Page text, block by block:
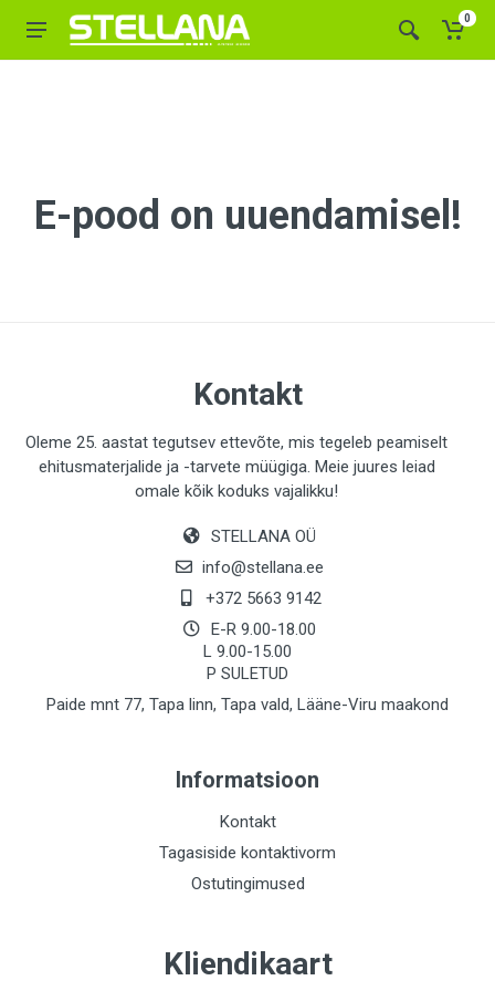
0
E-pood on uuendamisel!
Kontakt
Oleme 25. aastat tegutsev ettevõte, mis tegeleb peamiselt
ehitusmaterjalide ja -tarvete müügiga. Meie juures leiad
omale kõik koduks vajalikku!
STELLANA OÜ
info@stellana.ee
+372 5663 9142
E-R 9.00-18.00
L 9.00-15.00
P SULETUD
Paide mnt 77, Tapa linn, Tapa vald, Lääne-Viru maakond
Informatsioon
Kontakt
Tagasiside kontaktivorm
Ostutingimused
Kliendikaart